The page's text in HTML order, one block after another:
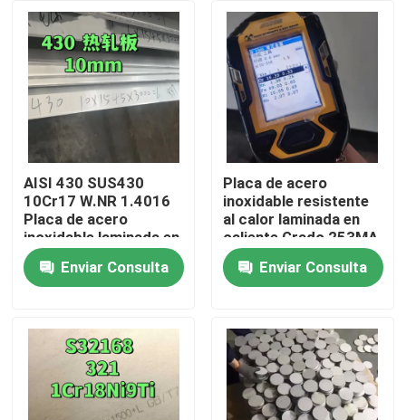
En casa
Los vídeos
AISI 430 SUS430
10Cr17 W.NR 1.4016
Placa de acero
inoxidable laminada en
caliente
10*1500*6000
Superficie NO.1
Enviar Consulta
Placa de acero
inoxidable resistente
al calor laminada en
caliente Grado 253MA
/ S30815 con
superficie decapada
Enviar Consulta